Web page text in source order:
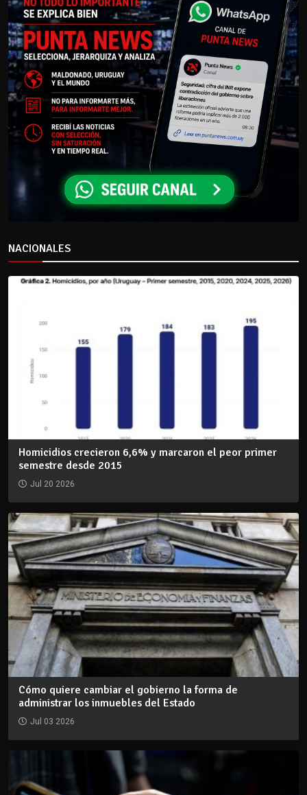
NACIONALES
Homicidios crecieron 6,6% y marcaron el peor primer
semestre desde 2015
Jul 20 2026
Cómo quiere cambiar el gobierno la forma de
administrar los inmuebles del Estado
Jul 03 2026